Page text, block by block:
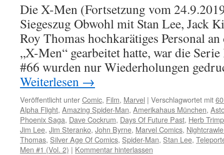
Die X-Men (Fortsetzung vom
Siegeszug Obwohl mit Stan Lee, Jack
Roy Thomas hochkarätiges Personal
„X-Men“ gearbeitet hatte, war die
#66 wurden nur Wiederholungen
Weiterlesen →
Veröffentlicht unterComic, Film, Marvel | Verschlagwortet mit
Alpha Flight, Amazing Spider-Man, Amerikahaus München,
Phoenix Saga, Dave Cockrum, Days Of Future Past, Herb
Jim Lee, Jim Steranko, John Byrne, Marvel Comics,
Thomas, Silver Age Of Comics, Spider-Man, Stan Lee,
Men #1 (Vol. 2) | Kommentar hinterlassen